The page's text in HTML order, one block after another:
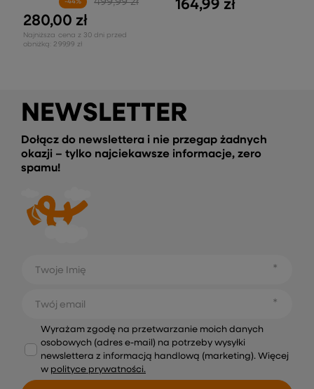
280,00 zł
Najniższa cena z 30 dni przed
obniżką: 299,99 zł
164,99 zł
NEWSLETTER
Dołącz do newslettera i nie przegap żadnych
okazji – tylko najciekawsze informacje, zero
spamu!
Twoje Imię
Twój email
Wyrażam zgodę na przetwarzanie moich danych
osobowych (adres e-mail) na potrzeby wysyłki
newslettera z informacją handlową (marketing). Więcej
w polityce prywatności.